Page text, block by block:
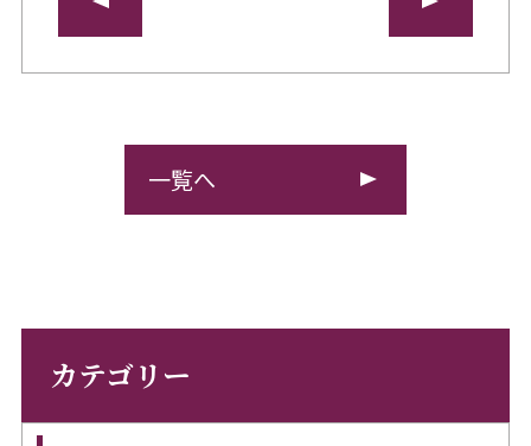
一覧へ
カテゴリー